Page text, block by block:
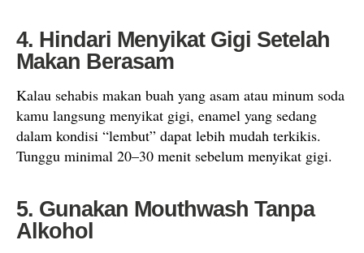
4. Hindari Menyikat Gigi Setelah
Makan Berasam
Kalau sehabis makan buah yang asam atau minum soda
kamu langsung menyikat gigi, enamel yang sedang
dalam kondisi “lembut” dapat lebih mudah terkikis.
Tunggu minimal 20–30 menit sebelum menyikat gigi.
5. Gunakan Mouthwash Tanpa
Alkohol